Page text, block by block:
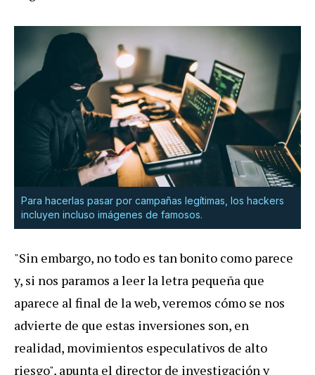
Para hacerlas pasar por campañas legítimas, los hackers
incluyen incluso imágenes de famosos.
"Sin embargo, no todo es tan bonito como parece
y, si nos paramos a leer la letra pequeña que
aparece al final de la web, veremos cómo se nos
advierte de que estas inversiones son, en
realidad, movimientos especulativos de alto
riesgo", apunta el director de investigación y